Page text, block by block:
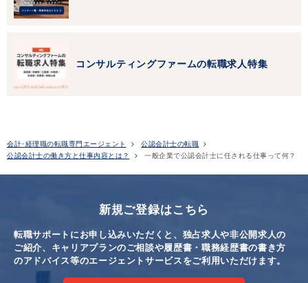
コンサルティングファームの転職求人特集
会計･経理職の転職専門エージェント
公認会計士の転職
公認会計士の働き方と仕事内容とは？
一般企業で公認会計士に任される仕事って何？
新規ご登録はこちら
転職サポートにお申し込みいただくと、独占求人や非公開求人の
ご紹介、キャリアプランのご相談や履歴書・職務経歴書の書き方
のアドバイス等のエージェントサービスをご利用いただけます。